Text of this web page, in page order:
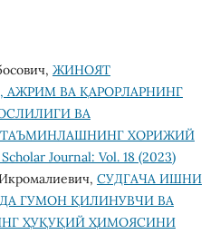
ЖИНОЯТ
АЖРИМ ВА ҚАРОРЛАРНИНГ
ВА
ХОРИЖИЙ
Journal: Vol. 18 (2023)
СУДГАЧА ИШНИ
ГУМОН ҚИЛИНУВЧИ ВА
ҲУҚУҚИЙ ҲИМОЯСИНИ